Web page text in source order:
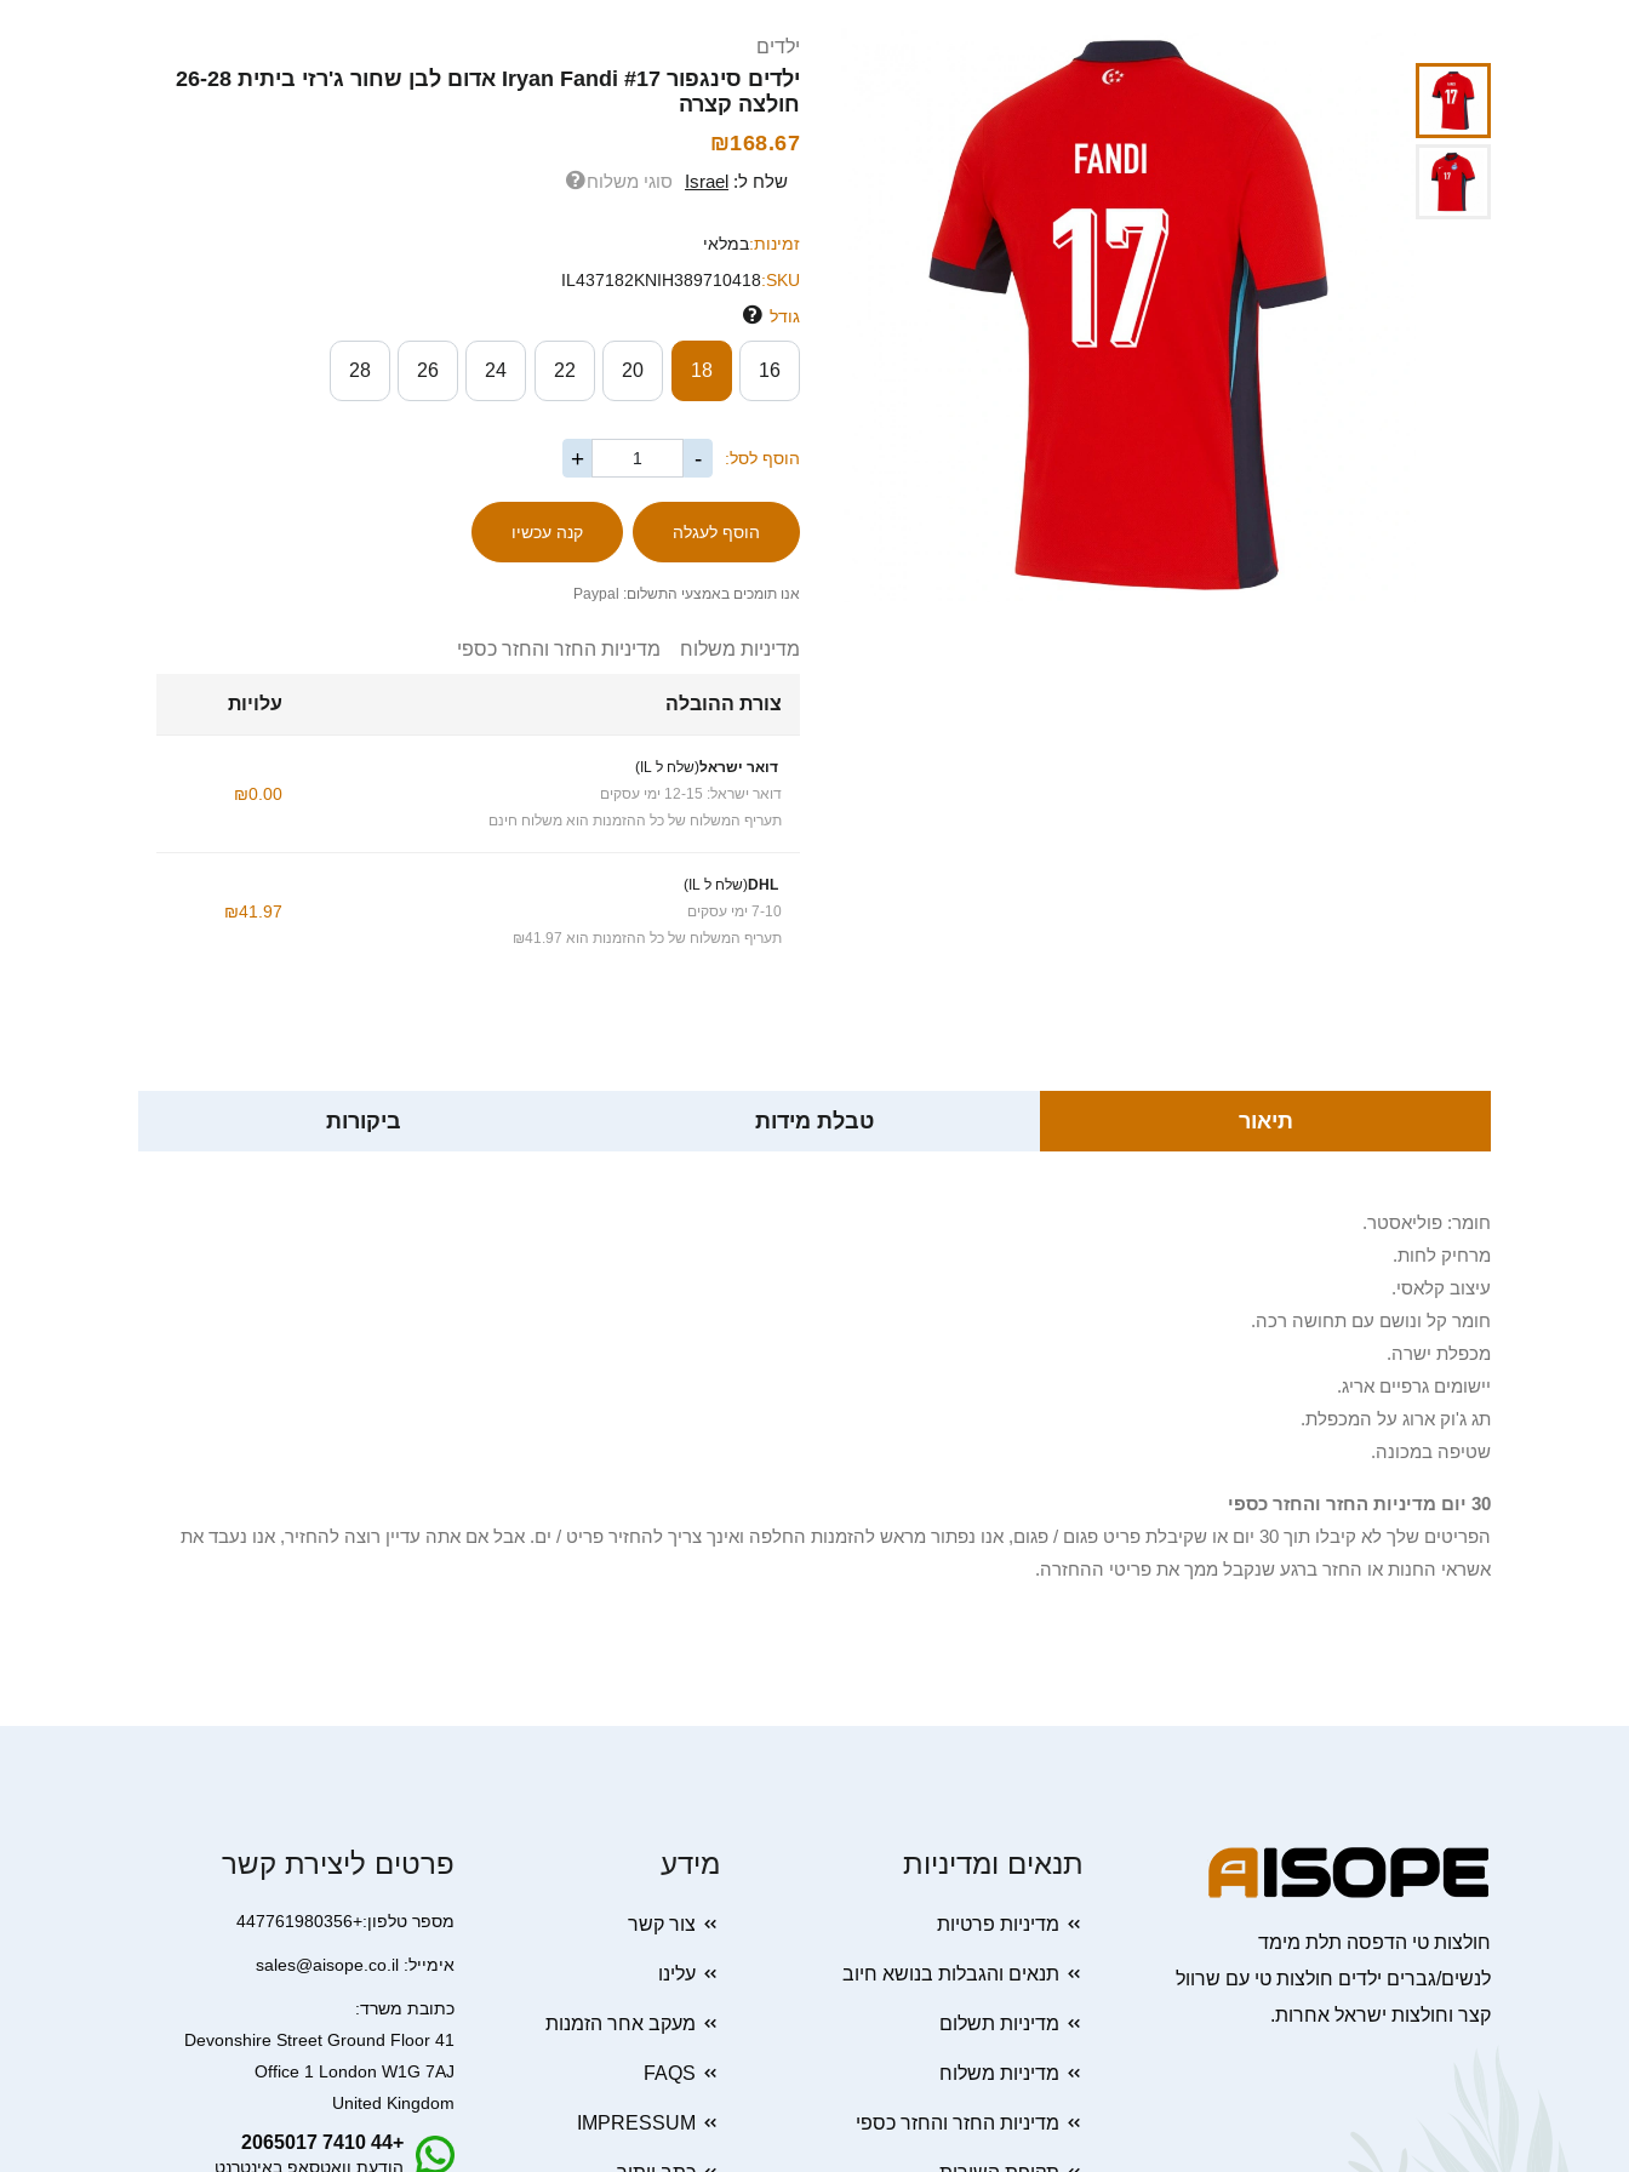
ילדים
ילדים סינגפור Iryan Fandi #17 אדום לבן שחור ג'רזי ביתית 26-28
חולצה קצרה
₪168.67
שלח ל: Israel סוגי משלוח
זמינות:במלאי
SKU:
IL437182KNIH389710418
גודל
16
18
20
22
24
26
28
הוסף לסל: -
+
אנו תומכים באמצעי התשלום: Paypal
מדיניות משלוח מדיניות החזר והחזר כספי
צורת ההובלה עלויות
דואר ישראל(שלח ל IL)
דואר ישראל: 12-15 ימי עסקים
תעריף המשלוח של כל ההזמנות הוא משלוח חינם
₪0.00
DHL(שלח ל IL)
7-10 ימי עסקים
תעריף המשלוח של כל ההזמנות הוא ₪41.97
₪41.97
תיאור טבלת מידות ביקורות
חומר: פוליאסטר.
מרחיק לחות.
עיצוב קלאסי.
חומר קל ונושם עם תחושה רכה.
מכפלת ישרה.
יישומים גרפיים אריג.
תג ג'וק ארוג על המכפלת.
שטיפה במכונה.
30 יום מדיניות החזר והחזר כספי
הפריטים שלך לא קיבלו תוך 30 יום או שקיבלת פריט פגום / פגום, אנו נפתור מראש להזמנות החלפה ואינך צריך להחזיר פריט / ים. אבל אם אתה עדיין רוצה להחזיר, אנו נעבד את
אשראי החנות או החזר ברגע שנקבל ממך את פריטי ההחזרה.
חולצות טי הדפסה תלת מימד
לנשים/גברים ילדים חולצות טי עם שרוול
קצר וחולצות ישראל אחרות.
תנאים ומדיניות
מדיניות פרטיות
תנאים והגבלות בנושא חיוב
מדיניות תשלום
מדיניות משלוח
מדיניות החזר והחזר כספי
מידע
צור קשר
עלינו
מעקב אחר הזמנות
FAQS
IMPRESSUM
פרטים ליצירת קשר
מספר טלפון:+447761980356
אימייל: sales@aisope.co.il
כתובת משרד:
41 Devonshire Street Ground Floor
Office 1 London W1G 7AJ
United Kingdom
+44 7410 2065017
הודעת וואטסאפ באינטרנט